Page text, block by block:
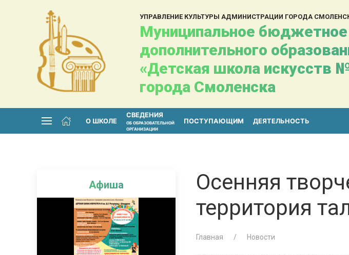
УПРАВЛЕНИЕ КУЛЬТУРЫ АДМИНИСТРАЦИИ ГОРОДА
Муниципальное
дополнительного
«Детская школа искусств
города Смоленска
О ШКОЛЕ
СВЕДЕНИЯ
ОБ ОБРАЗОВАТЕЛЬНОЙ
ОРГАНИЗАЦИИ
ПОСТУПАЮЩИМ ДЕЯТЕЛЬНОСТЬ
Афиша
Осенняя
территория
Главная Новости